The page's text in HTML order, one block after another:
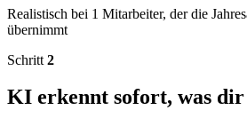
Realistisch bei 1 Mitarbeiter, der die
übernimmt
Schritt 2
KI erkennt sofort, was